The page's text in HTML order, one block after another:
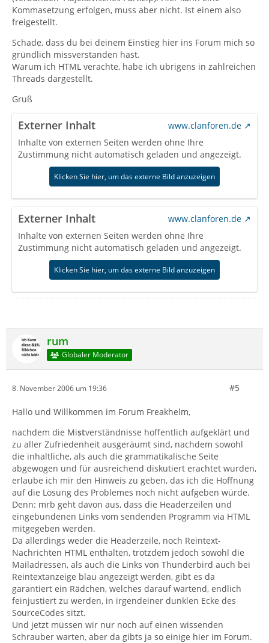
Kommasetzung erfolgen, muss aber nicht. Ist einem also
freigestellt.
Schade, dass du bei deinem Einstieg hier ins Forum mich so
gründlich missverstanden hast.
Warum ich HTML verachte, habe ich übrigens in zahlreichen
Threads dargestellt.
Gruß
Externer Inhalt
www.clanforen.de
Inhalte von externen Seiten werden ohne Ihre
Zustimmung nicht automatisch geladen und angezeigt.
Klicken Sie hier, um das externe Bild anzuzeigen
Externer Inhalt
www.clanforen.de
Inhalte von externen Seiten werden ohne Ihre
Zustimmung nicht automatisch geladen und angezeigt.
Klicken Sie hier, um das externe Bild anzuzeigen
rum
Globaler Moderator
8. November 2006 um 19:36 #5
Hallo und Willkommen im Forum Freakhelm,
nachdem die Mistverständnisse hoffentlich aufgeklärt und
zu aller Zufriedenheit ausgeräumt sind, nachdem sowohl
die inhaltliche, als auch die grammatikalische Seite
abgewogen und für ausreichend diskutiert erachtet wurden,
erlaube ich mir den Hinweis zu geben, das ich die Hoffnung
auf die Lösung des Problemes noch nicht aufgeben würde.
Denn: mrb geht davon aus, dass die Headerzeilen und
eingebundenen Links vom sendenden Programm via HTML
mitgegeben werden.
Da allerdings weder die Headerzeile, noch Reintext-
Nachrichten HTML enthalten, trotzdem jedoch sowohl die
Mailadressen, als auch die Links von Thunderbird auch bei
Reintextanzeige blau angezeigt werden, gibt es da
garantiert ein Rädchen, welches darauf wartend, endlich
feinjustiert zu werden, in irgendeiner dunklen Ecke des
SourceCodes sitzt.
Und jetzt müssen wir nur noch auf einen wissenden
Schrauber warten, aber da gibts ja so einige hier im Forum.